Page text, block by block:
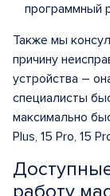
программный
Также мы
причину
устройства –
специалисты
максимально
Plus, 15 Pro, 15